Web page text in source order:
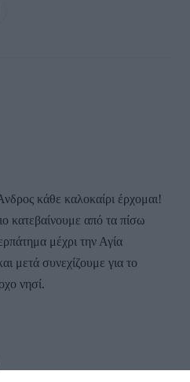
κάθε καλοκαίρι έρχομαι!
κατεβαίνουμε από τα πίσω
μέχρι την Αγία
μετά συνεχίζουμε για το
νησί.